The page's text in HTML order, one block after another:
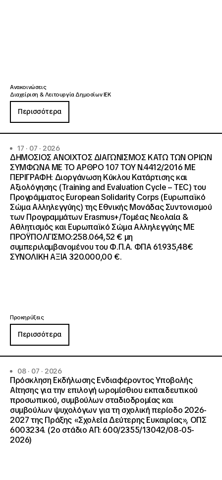
Ανακοινώσεις
Διαχείριση & Λειτουργία Δημοσίων ΙΕΚ
Περισσότερα
17 · 07 · 2026
ΔΗΜΟΣΙΟΣ ΑΝΟΙΧΤΟΣ ΔΙΑΓΩΝΙΣΜΟΣ ΚΑΤΩ ΤΩΝ ΟΡΙΩΝ
ΣΥΜΦΩΝΑ ΜΕ ΤΟ ΑΡΘΡΟ 107 ΤΟΥ Ν.4412/2016 ΜΕ
ΠΕΡΙΓΡΑΦΗ: Διοργάνωση Κύκλου Κατάρτισης και
Αξιολόγησης (Training and Evaluation Cycle – TEC) του
Προγράμματος European Solidarity Corps (Ευρωπαϊκό
Σώμα Αλληλεγγύης) της Εθνικής Μονάδας Συντονισμού
των Προγραμμάτων Erasmus+/Τομέας Νεολαία &
Αθλητισμός και Ευρωπαϊκό Σώμα Αλληλεγγύης ΜΕ
ΠΡΟΫΠΟΛΓΙΣΜΟ:258.064,52 € μη
συμπεριλαμβανομένου του Φ.Π.Α. ΦΠΑ 61.935,48€
ΣΥΝΟΛΙΚΗ ΑΞΙΑ 320.000,00 €.
Προκηρύξεις
Περισσότερα
08 · 07 · 2026
Πρόσκληση Εκδήλωσης Ενδιαφέροντος Υποβολής
Αίτησης για την επιλογή ωρομίσθιου εκπαιδευτικού
προσωπικού, συμβούλων σταδιοδρομίας και
συμβούλων ψυχολόγων για τη σχολική περίοδο 2026-
2027 της Πράξης «Σχολεία Δεύτερης Ευκαιρίας», ΟΠΣ
6003234. (2ο στάδιο ΑΠ: 600/2355/13042/08-05-
2026)